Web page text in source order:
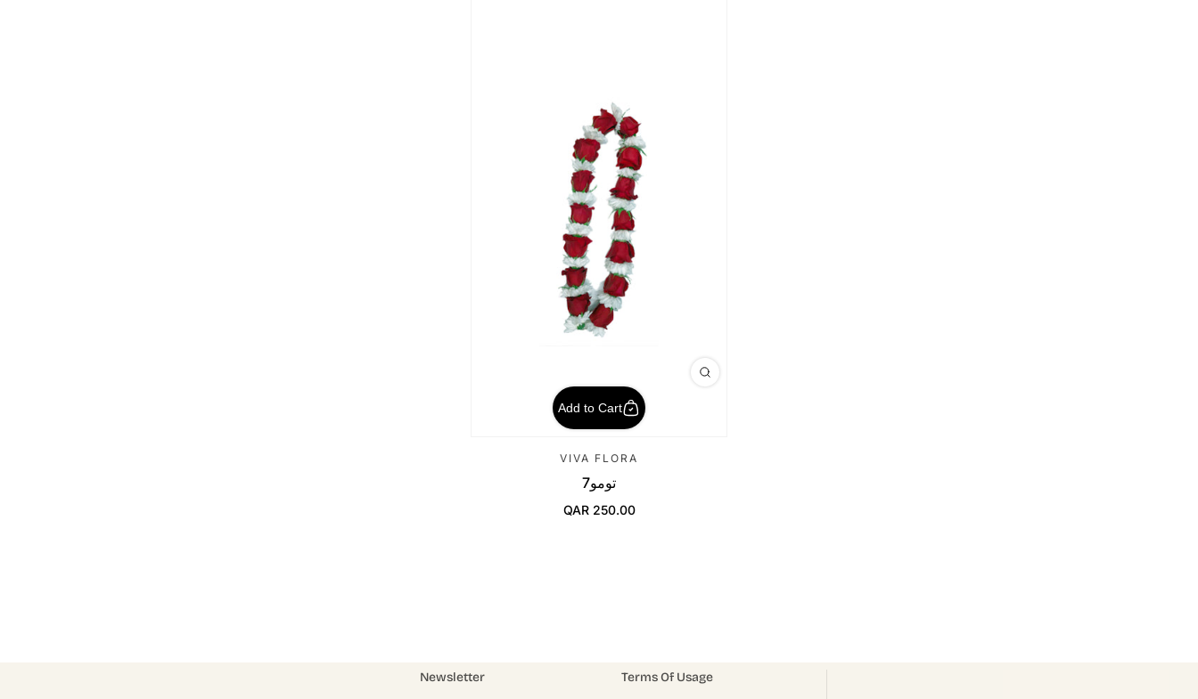
Add to Cart
VIVA FLORA
تومو7
Regular Price
QAR 250.00
Terms Of Usage
Newsletter